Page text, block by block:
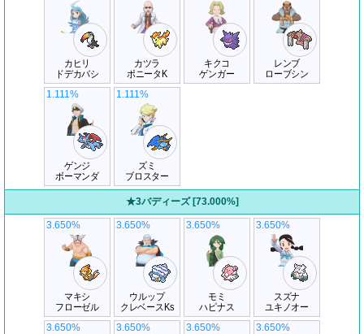
カヒリ
ドデカバシ
カツラ
ポニータK
キクコ
ゲンガー
レンブ
ローブシン
ゲンジ
ボーマンダ
1.111%
ズミ
ブロスター
1.111%
★3バディーズ [73.000%]
マキシ
フローゼル
3.650%
ウルップ
クレベースKs
3.650%
モミ
ハピナス
3.650%
スズナ
ユキノオー
3.650%
3.650% 3.650% 3.650% 3.650%